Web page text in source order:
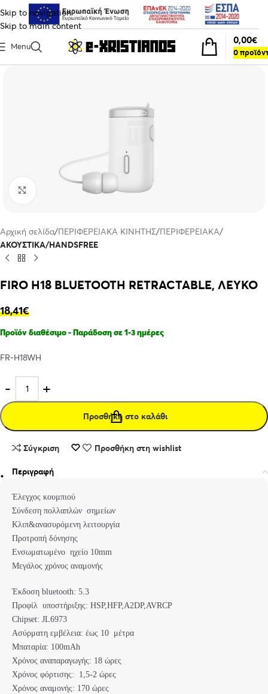
Skip to navigation
Skip to main content
Menu
0
0,00€
Click to enlarge
Αρχική σελίδα ΠΕΡΙΦΕΡΕΙΑΚΑ ΚΙΝΗΤΗΣ ΠΕΡΙΦΕΡΕΙΑΚΑ
ΑΚΟΥΣΤΙΚΑ/HANDSFREE
FIRO H18 BLUETOOTH RETRACTABLE, ΛΕΥΚΟ
18,41€
Προϊόν διαθέσιμο - Παράδοση σε 1-3 ημέρες
FR-H18WH
Προσθήκη στο καλάθι
Σύγκριση Προσθήκη στη wishlist
Περιγραφή
Έλεγχος κουμπιού
Σύνδεση πολλαπλών σημείων
Κλιπ&ανασυρόμενη λειτουργία
Προτροπή δόνησης
Ενσωματωμένο ηχείο 10mm
Μεγάλος χρόνος αναμονής
Έκδοση bluetooth: 5.3
Προφίλ υποστήριξης: HSP,HFP,A2DP,AVRCP
Chipset: JL6973
Ασύρματη εμβέλεια: έως 10 μέτρα
Μπαταρία: 100mAh
Χρόνος αναπαραγωγής: 18 ώρες
Χρόνος φόρτισης: 1,5-2 ώρες
Χρόνος αναμονής: 170 ώρες